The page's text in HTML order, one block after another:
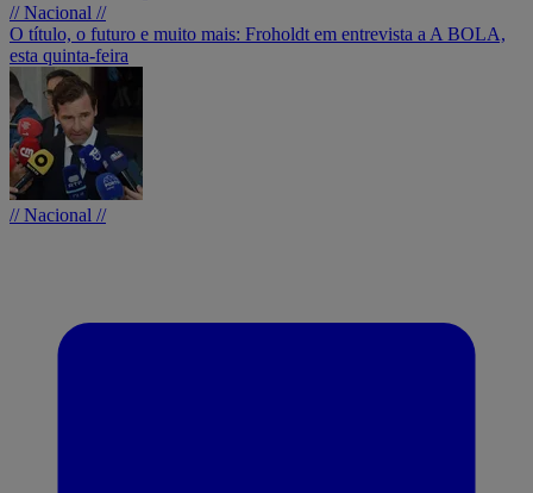
// Nacional //
O título, o futuro e muito mais: Froholdt em entrevista a A BOLA,
esta quinta-feira
// Nacional //